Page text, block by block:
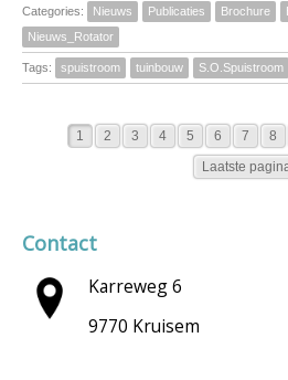
Categories: Nieuws Publicaties Brochure
Nieuws_Rotator
Tags: spuistroom tuinbouw S.O.Spuistroom
1 2 3 4 5 6 7 8
Laatste
Contact
Karreweg 6
9770 Kruisem